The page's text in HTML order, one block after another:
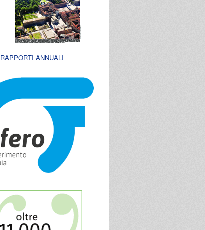
ANNUALI